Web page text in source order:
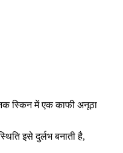
स्किन में एक काफी अनूठा
इसे दुर्लभ बनाती है,